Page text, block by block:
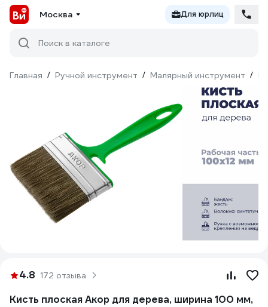
Москва Для юрлиц
Поиск в каталоге
Главная / Ручной инструмент / Малярный инструмент /
4.8 172 отзыва
Кисть плоская Акор для дерева, ширина 100 мм,